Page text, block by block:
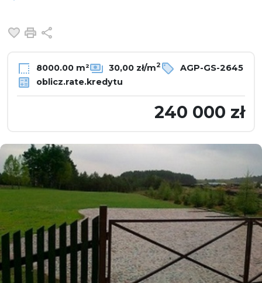
Dodaj do ulubionych
Drukuj
8000.00 m² 30,00 zł/m2
AGP-GS-2645
oblicz.rate.kredytu
240 000 zł